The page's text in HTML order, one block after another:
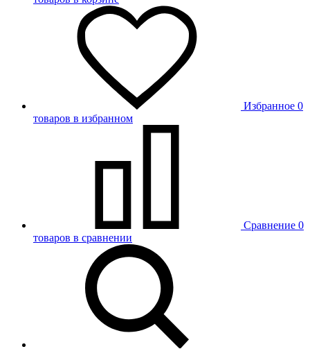
Избранное 0
товаров в избранном
Сравнение 0
товаров в сравнении